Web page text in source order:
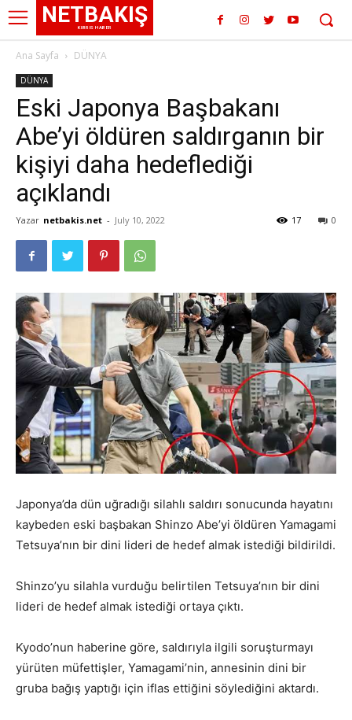
NETBAKIŞ
KIBRIS HABER
Ana Sayfa DÜNYA
DÜNYA
Eski Japonya Başbakanı
Abe’yi öldüren saldırganın bir
kişiyi daha hedeflediği
açıklandı
Yazar netbakis.net - July 10, 2022 0
17
Japonya’da dün uğradığı silahlı saldırı sonucunda hayatını
kaybeden eski başbakan Shinzo Abe’yi öldüren Yamagami
Tetsuya’nın bir dini lideri de hedef almak istediği bildirildi.
Shinzo’yu silahla vurduğu belirtilen Tetsuya’nın bir dini
lideri de hedef almak istediği ortaya çıktı.
Kyodo’nun haberine göre, saldırıyla ilgili soruşturmayı
yürüten müfettişler, Yamagami’nin, annesinin dini bir
gruba bağış yaptığı için iflas ettiğini söylediğini aktardı.